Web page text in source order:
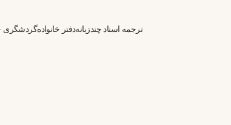
گردشگریدفتر خانوادهترجمه اسناد چندزبانه